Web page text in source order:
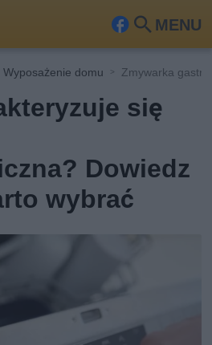
MENU
Fa
ook
Szu
Wyposażenie domu Zmywarka
się
Dowiedz
wybrać